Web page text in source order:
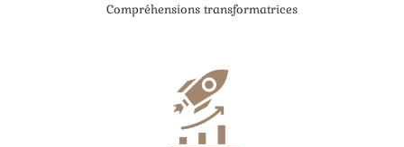
Compréhensions transformatrices